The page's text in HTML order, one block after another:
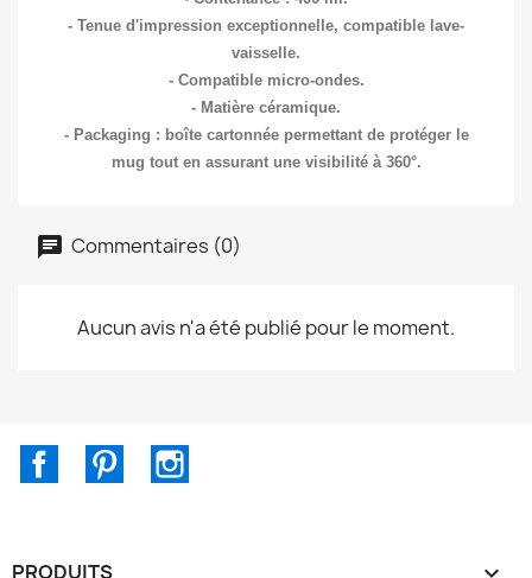
- Tenue d'impression exceptionnelle, compatible lave-
vaisselle.
- Compatible micro-ondes.
- Matière céramique.
- Packaging : boîte cartonnée permettant de protéger le
mug tout en assurant une visibilité à 360°.
Commentaires (0)
Aucun avis n'a été publié pour le moment.
FacebookPinterest
PRODUITS